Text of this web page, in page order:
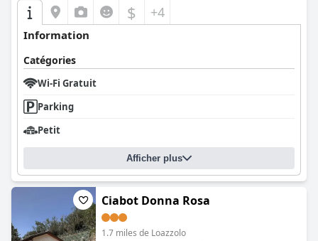
$ +4
Information
Catégories
Wi-Fi Gratuit
Parking
Petit
Afficher plus
Ciabot Donna Rosa
1.7 miles de Loazzolo